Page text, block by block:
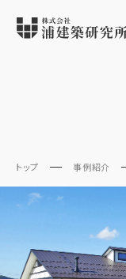
トップ 事例紹介